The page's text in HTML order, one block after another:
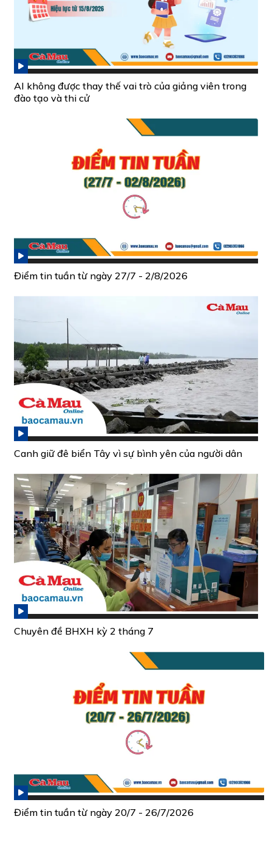
AI không được thay thế vai trò của giảng viên trong
đào tạo và thi cử
Điểm tin tuần từ ngày 27/7 - 2/8/2026
Canh giữ đê biển Tây vì sự bình yên của người dân
Chuyên đề BHXH kỳ 2 tháng 7
Điểm tin tuần từ ngày 20/7 - 26/7/2026